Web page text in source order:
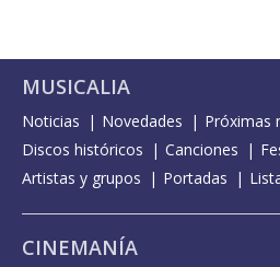
MUSICALIA
Noticias Novedades
Próximas
Discos históricos
Canciones
Artistas y grupos
Portadas
CINEMANÍA